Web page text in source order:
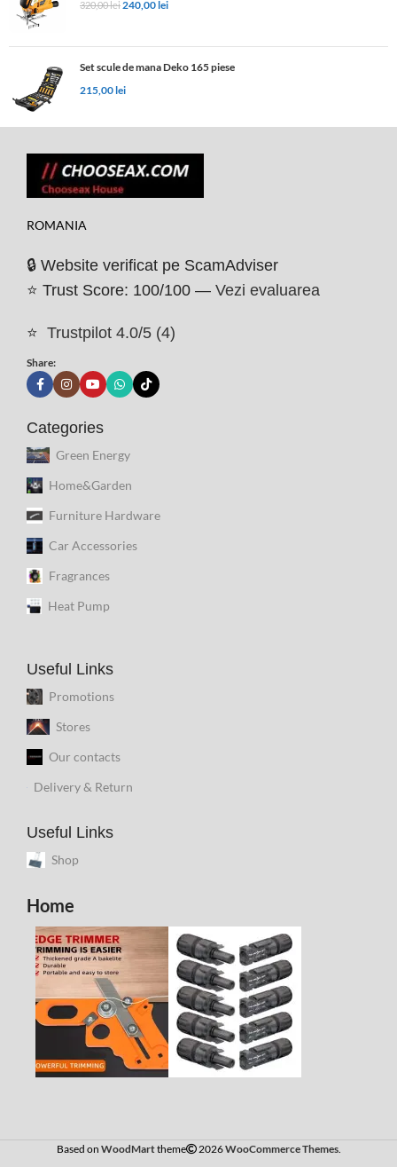
320,00lei240,00lei
Set scule de mana Deko 165 piese
215,00lei
ROMANIA
🔒 Website verificat pe ScamAdviser
⭐ Trust Score: 100/100 — Vezi evaluarea
⭐ Trustpilot 4.0/5 (4)
Share:
Categories
Green Energy
Home&Garden
Furniture Hardware
Car Accessories
Fragrances
Heat Pump
Useful Links
Promotions
Stores
Our contacts
Delivery & Return
Useful Links
Shop
Home
Based on WoodMarttheme 2026WooCommerce Themes.